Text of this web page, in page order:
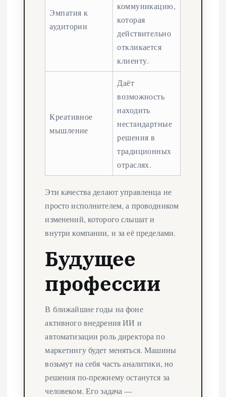
Эмпатия к
аудитории
коммуникацию,
которая
действительно
откликается
клиенту.
Креативное
мышление
Даёт
возможность
находить
нестандартные
решения в
традиционных
отраслях.
Эти качества делают управленца не
просто исполнителем, а проводником
изменений, которого слышат и
внутри компании, и за её пределами.
Будущее
профессии
В ближайшие годы на фоне
активного внедрения ИИ и
автоматизации роль директора по
маркетингу будет меняться. Машины
возьмут на себя часть аналитики, но
решения по-прежнему останутся за
человеком. Его задача —